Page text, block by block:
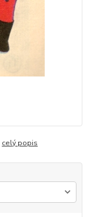
celý popis